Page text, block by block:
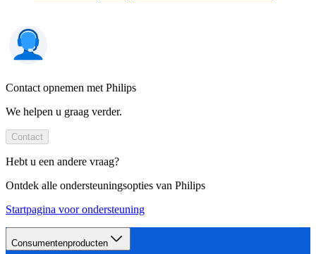
Contact opnemen met Philips
We helpen u graag verder.
Contact
Hebt u een andere vraag?
Ontdek alle ondersteuningsopties van Philips
Startpagina voor ondersteuning
Consumentenproducten